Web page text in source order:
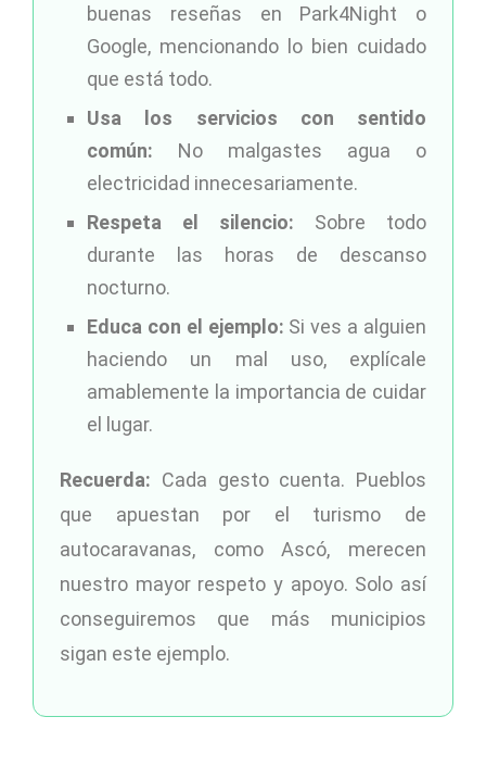
buenas reseñas en Park4Night o
Google, mencionando lo bien cuidado
que está todo.
Usa los servicios con sentido
común: No malgastes agua o
electricidad innecesariamente.
Respeta el silencio: Sobre todo
durante las horas de descanso
nocturno.
Educa con el ejemplo: Si ves a alguien
haciendo un mal uso, explícale
amablemente la importancia de cuidar
el lugar.
Recuerda: Cada gesto cuenta. Pueblos
que apuestan por el turismo de
autocaravanas, como Ascó, merecen
nuestro mayor respeto y apoyo. Solo así
conseguiremos que más municipios
sigan este ejemplo.